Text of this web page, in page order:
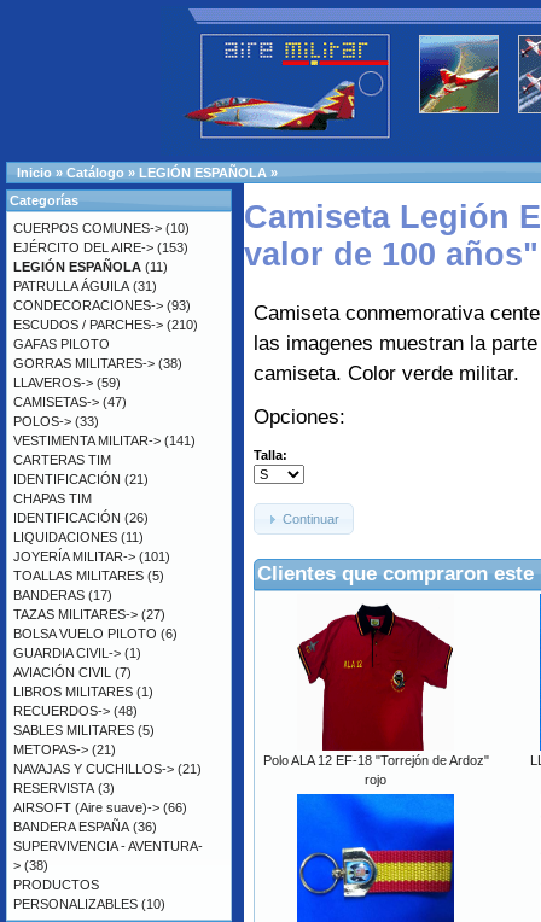
Inicio » Catálogo » LEGIÓN ESPAÑOLA »
Camiseta Legión
valor de 100
Camiseta conmemorativa
las imagenes muestran la
camiseta. Color verde militar.
Opciones:
Talla:
Continuar
Clientes que compraron
Polo ALA 12 EF-18 "Torrejón de Ardoz"
rojo
Categorías
CUERPOS COMUNES-> (10)
EJÉRCITO DEL AIRE-> (153)
LEGIÓN ESPAÑOLA (11)
PATRULLA ÁGUILA (31)
CONDECORACIONES-> (93)
ESCUDOS / PARCHES-> (210)
GAFAS PILOTO
GORRAS MILITARES-> (38)
LLAVEROS-> (59)
CAMISETAS-> (47)
POLOS-> (33)
VESTIMENTA MILITAR-> (141)
CARTERAS TIM
IDENTIFICACIÓN (21)
CHAPAS TIM
IDENTIFICACIÓN (26)
LIQUIDACIONES (11)
JOYERÍA MILITAR-> (101)
TOALLAS MILITARES (5)
BANDERAS (17)
TAZAS MILITARES-> (27)
BOLSA VUELO PILOTO (6)
GUARDIA CIVIL-> (1)
AVIACIÓN CIVIL (7)
LIBROS MILITARES (1)
RECUERDOS-> (48)
SABLES MILITARES (5)
METOPAS-> (21)
NAVAJAS Y CUCHILLOS-> (21)
RESERVISTA (3)
AIRSOFT (Aire suave)-> (66)
BANDERA ESPAÑA (36)
SUPERVIVENCIA - AVENTURA-
> (38)
PRODUCTOS
PERSONALIZABLES (10)